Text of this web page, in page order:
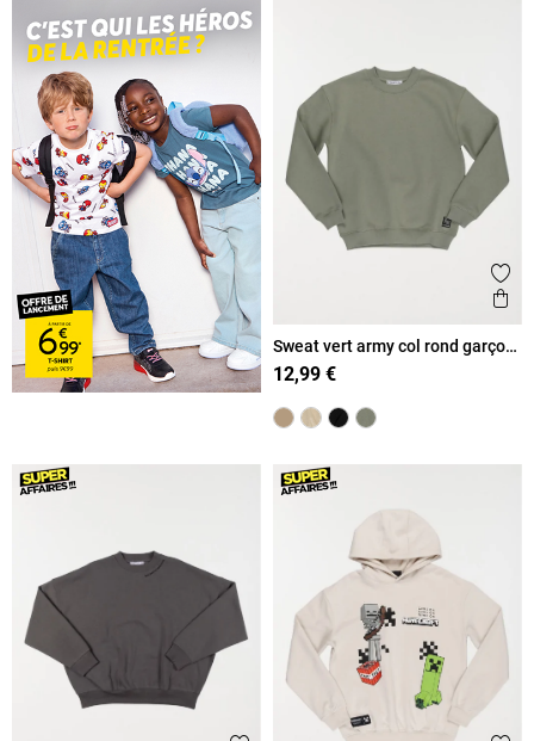
Sweat vert army col rond garçon
(XXS-M)
12,99 €